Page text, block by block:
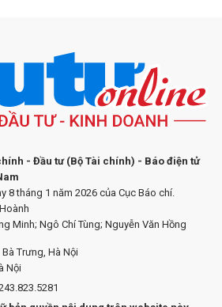
- Đầu tư (Bộ Tài chính) - Báo điện tử
8 tháng 1 năm 2026 của Cục Báo chí.
Minh; Ngô Chí Tùng; Nguyễn Văn Hồng
Bà Trưng, Hà Nội
Nội